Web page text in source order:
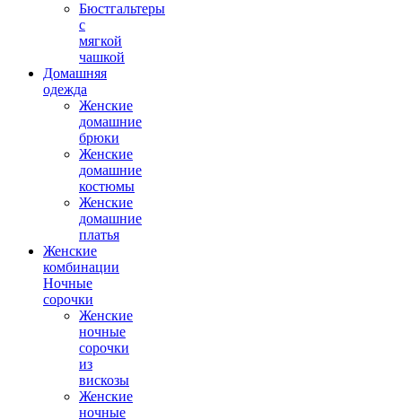
Бюстгальтеры
с
мягкой
чашкой
Домашняя
одежда
Женские
домашние
брюки
Женские
домашние
костюмы
Женские
домашние
платья
Женские
комбинации
Ночные
сорочки
Женские
ночные
сорочки
из
вискозы
Женские
ночные